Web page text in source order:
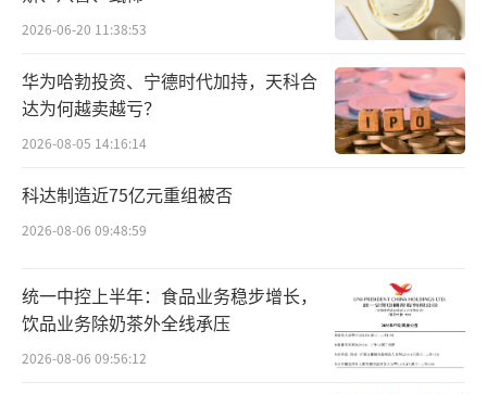
2026-06-20 11:38:53
华为哈勃投资、宁德时代加持，天科合
达为何越卖越亏？
2026-08-05 14:16:14
科达制造近75亿元重组被否
2026-08-06 09:48:59
统一中控上半年：食品业务稳步增长，
饮品业务除奶茶外全线承压
2026-08-06 09:56:12